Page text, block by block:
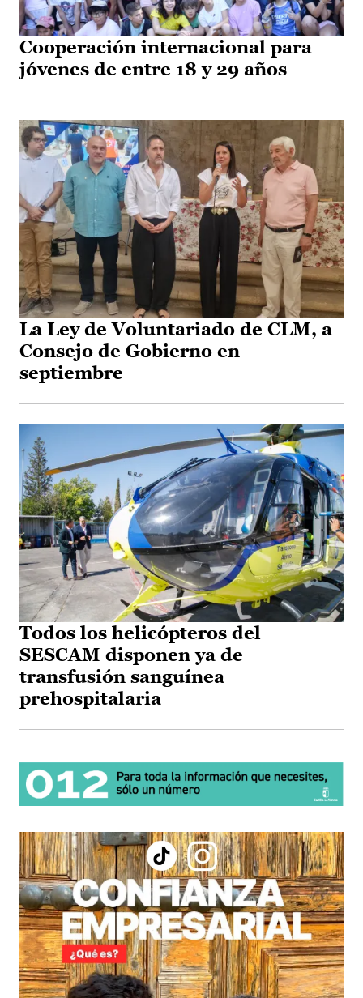
Cooperación internacional para
jóvenes de entre 18 y 29 años
La Ley de Voluntariado de CLM, a
Consejo de Gobierno en
septiembre
Todos los helicópteros del
SESCAM disponen ya de
transfusión sanguínea
prehospitalaria